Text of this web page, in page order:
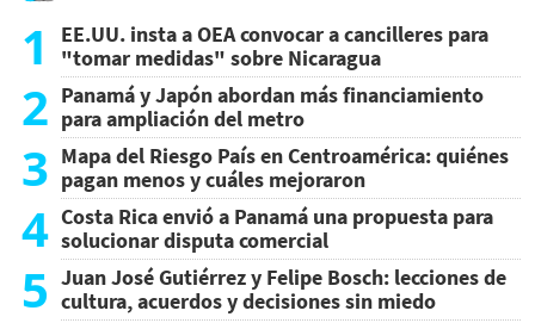
1
EE.UU. insta a OEA convocar a cancilleres para
"tomar medidas" sobre Nicaragua
2 Panamá y Japón abordan más financiamiento
para ampliación del metro
3 Mapa del Riesgo País en Centroamérica: quiénes
pagan menos y cuáles mejoraron
4 Costa Rica envió a Panamá una propuesta para
solucionar disputa comercial
5 Juan José Gutiérrez y Felipe Bosch: lecciones de
cultura, acuerdos y decisiones sin miedo